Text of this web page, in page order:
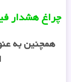
چراغ هشدار